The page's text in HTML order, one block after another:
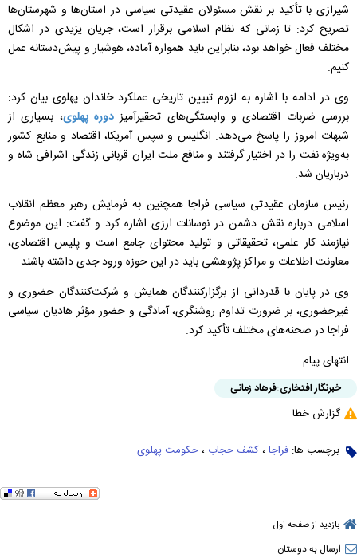
شیرازی با تأکید بر نقش مسئولان عقیدتی سیاسی در استان‌ها و شهرستان‌ها
تصریح کرد: تا زمانی که نظام اسلامی برقرار است، جریان یزیدی در اشکال
مختلف فعال خواهد بود، بنابراین باید همواره آماده، هوشیار و پیش‌دستانه عمل
کنیم.
وی در ادامه با اشاره به لزوم تبیین تاریخی عملکرد خاندان پهلوی بیان کرد:
بررسی ضربات اقتصادی و وابستگی‌های تحقیرآمیز دوره پهلوی، بسیاری از
شبهات امروز را پاسخ می‌دهد. انگلیس و سپس آمریکا، اقتصاد و منابع کشور
به‌ویژه نفت را در اختیار گرفتند و منافع ملت ایران قربانی زندگی اشرافی شاه و
درباریان شد.
رئیس سازمان عقیدتی سیاسی فراجا همچنین به فرمایش رهبر معظم انقلاب
اسلامی درباره نقش دشمن در نوسانات ارزی اشاره کرد و گفت: این موضوع
نیازمند کار علمی، تحقیقاتی و تولید محتوای جامع است و پلیس اقتصادی،
معاونت اطلاعات و مراکز پژوهشی باید در این حوزه ورود جدی داشته باشند.
وی در پایان با قدردانی از برگزارکنندگان همایش و شرکت‌کنندگان حضوری و
غیرحضوری، بر ضرورت تداوم روشنگری، آمادگی و حضور مؤثر هادیان سیاسی
فراجا در صحنه‌های مختلف تأکید کرد.
انتهای پیام
خبرنگار افتخاری:فرهاد زمانی
گزارش خطا
برچسب ها: فراجا ، کشف حجاب ، حکومت پهلوی
بازدید از صفحه اول
ارسال به دوستان